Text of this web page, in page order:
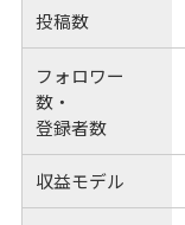
投稿数
フォロワー
数・
登録者数
収益モデル